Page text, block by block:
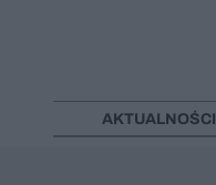
AKTUALNOŚCI